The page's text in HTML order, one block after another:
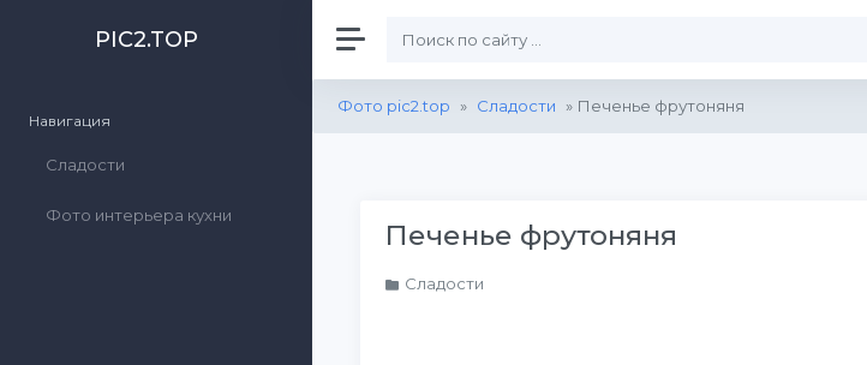
PIC2.TOP
Навигация
Сладости
Фото интерьера кухни
Фото pic2.top » Сладости » Печенье фрутоняня
Печенье фрутоняня
Сладости